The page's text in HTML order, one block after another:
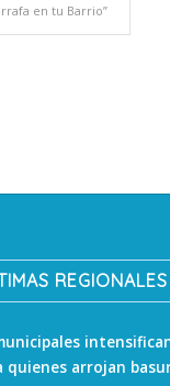
en tu Barrio”
REGIONALES
quienes arrojan